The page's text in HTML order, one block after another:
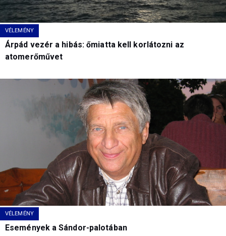
VÉLEMÉNY
Árpád vezér a hibás: őmiatta kell korlátozni az
atomerőművet
VÉLEMÉNY
Események a Sándor-palotában